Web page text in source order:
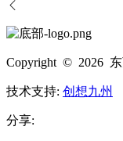
Copyright © 2026 东
技术支持: 创想九州
分享: